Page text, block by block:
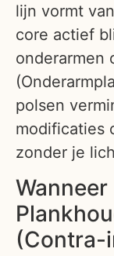
lijn vormt
core actief
onderarmen
polsen
modificaties
zonder je
(Contra-